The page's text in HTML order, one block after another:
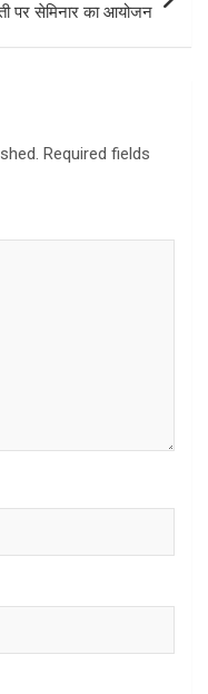
पर सेमिनार का आयोजन
Required fields